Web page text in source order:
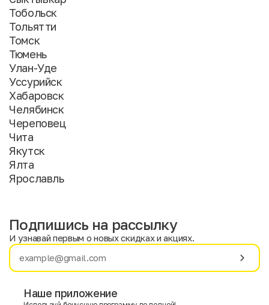
Тобольск
Тольятти
Томск
Тюмень
Улан-Уде
Уссурийск
Хабаровск
Челябинск
Череповец
Чита
Якутск
Ялта
Ярославль
Имя
Подпишись на рассылку
И узнавай первым о новых скидках и акциях.
Наше приложение